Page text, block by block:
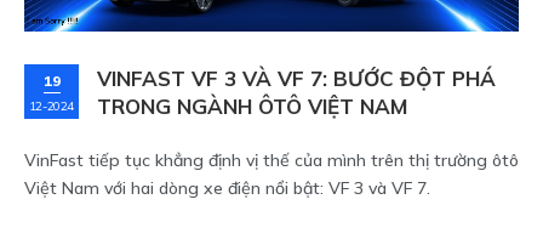
19
12-2024
VINFAST VF 3 VÀ VF 7: BƯỚC ĐỘT PHÁ
TRONG NGÀNH ÔTÔ VIỆT NAM
VinFast tiếp tục khẳng định vị thế của mình trên thị trường ôtô
Việt Nam với hai dòng xe điện nổi bật: VF 3 và VF 7.